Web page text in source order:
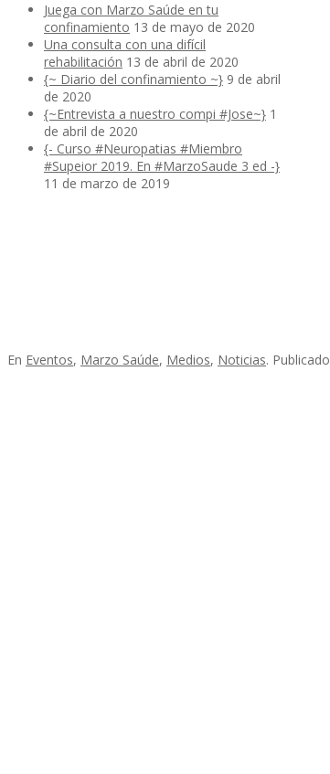
Juega con Marzo Saúde en tu
confinamiento 13 de mayo de 2020
Una consulta con una difícil
rehabilitación 13 de abril de 2020
{~ Diario del confinamiento ~} 9 de abril
de 2020
{~Entrevista a nuestro compi #Jose~} 1
de abril de 2020
{- Curso #Neuropatias #Miembro
#Supeior 2019. En #MarzoSaude 3 ed -}
11 de marzo de 2019
En Eventos, Marzo Saúde, Medios, Noticias. Publicado